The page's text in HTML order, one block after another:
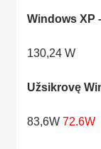
Windows XP
130,24 W
Užsikrovę
83,6W 72.6W